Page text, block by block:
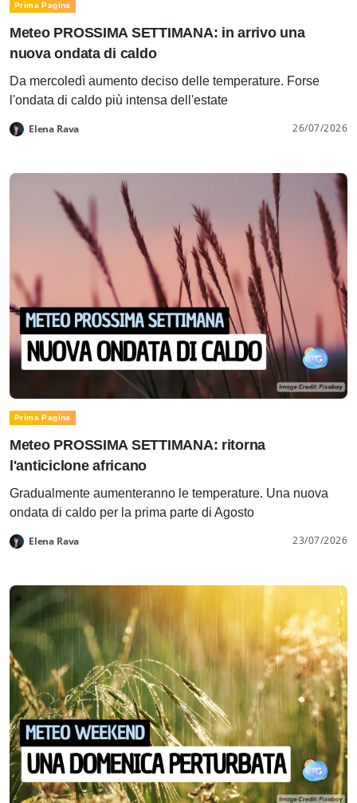
Prima Pagina
Meteo PROSSIMA SETTIMANA: in arrivo una
nuova ondata di caldo
Da mercoledì aumento deciso delle temperature. Forse
l'ondata di caldo più intensa dell'estate
Elena Rava 26/07/2026
Prima Pagina
Meteo PROSSIMA SETTIMANA: ritorna
l'anticiclone africano
Gradualmente aumenteranno le temperature. Una nuova
ondata di caldo per la prima parte di Agosto
Elena Rava 23/07/2026